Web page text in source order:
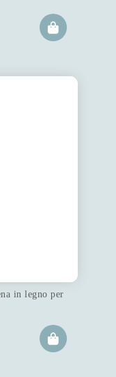
in legno per